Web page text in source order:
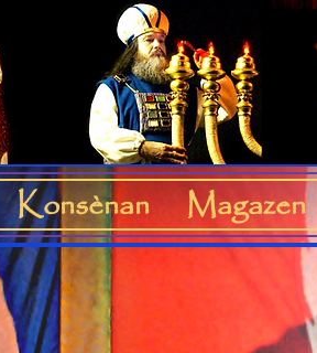
Konsènan Magazen